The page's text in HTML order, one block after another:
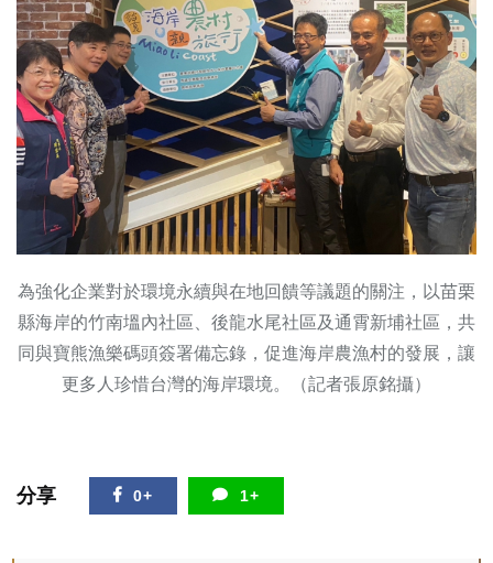
為強化企業對於環境永續與在地回饋等議題的關注，以苗栗
縣海岸的竹南塭內社區、後龍水尾社區及通霄新埔社區，共
同與寶熊漁樂碼頭簽署備忘錄，促進海岸農漁村的發展，讓
更多人珍惜台灣的海岸環境。（記者張原銘攝）
分享 0+ 1+